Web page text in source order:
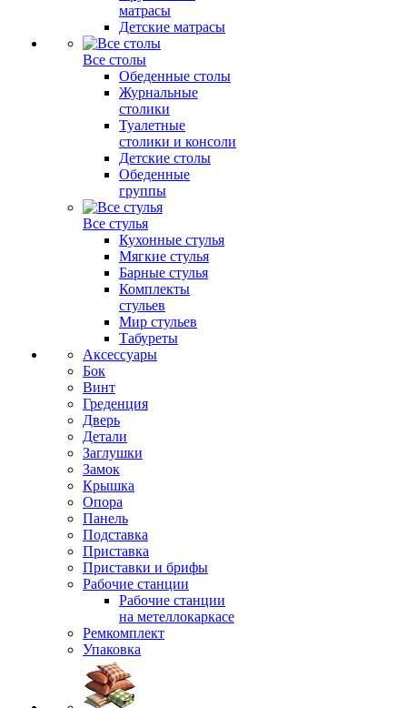
матрасы
Детские матрасы
Все столы
Обеденные столы
Журнальные
столики
Туалетные
столики и консоли
Детские столы
Обеденные
группы
Все стулья
Кухонные стулья
Мягкие стулья
Барные стулья
Комплекты
стульев
Мир стульев
Табуреты
Аксессуары
Бок
Винт
Греденция
Дверь
Детали
Заглушки
Замок
Крышка
Опора
Панель
Подставка
Приставка
Приставки и брифы
Рабочие станции
Рабочие станции
на метеллокаркасе
Ремкомплект
Упаковка